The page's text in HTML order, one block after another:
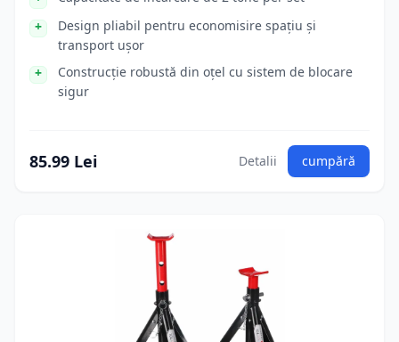
Design pliabil pentru economisire spațiu și
transport ușor
Construcție robustă din oțel cu sistem de blocare
sigur
85.99 Lei Detalii cumpără